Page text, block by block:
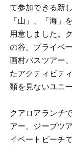
て参加できる新
「山」、「海」
用意しました。
の谷、プライベ
画村バスツアー
たアクティビテ
類を見ないユニ
クアロアランチ
アー、ジープツ
イベートビーチ